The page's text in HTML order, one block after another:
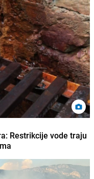
Restrikcije vode traju